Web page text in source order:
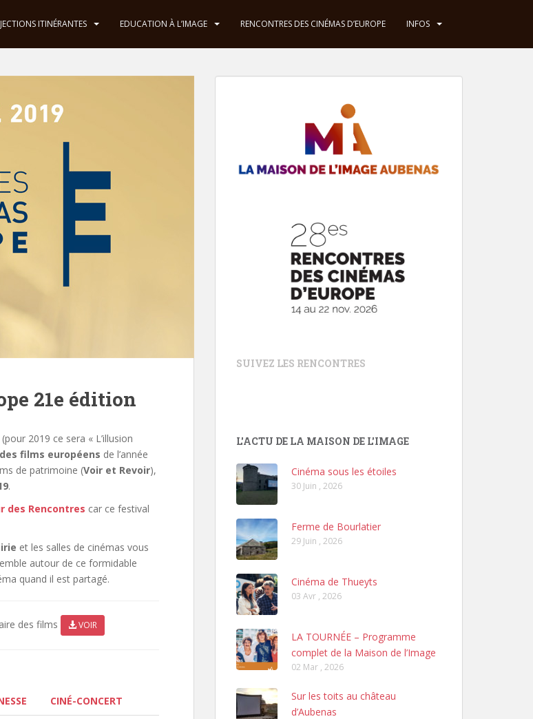
ITINÉRANTES EDUCATION À L’IMAGE RENCONTRES DES CINÉMAS D’EUROPE INFOS
21e édition
(pour 2019 ce sera « L’illusion
films européens de l’année
de patrimoine (Voir et Revoir),
.
des Rencontres car ce festival
et les salles de cinémas vous
autour de ce formidable
quand il est partagé.
des films VOIR
CINÉ-CONCERT
SUIVEZ LES RENCONTRES
L'ACTU DE LA MAISON DE L'IMAGE
Cinéma sous les étoiles
30 Juin , 2026
Ferme de Bourlatier
29 Juin , 2026
Cinéma de Thueyts
03 Avr , 2026
LA TOURNÉE – Programme
complet de la Maison de l’Image
02 Mar , 2026
Sur les toits au château
d’Aubenas